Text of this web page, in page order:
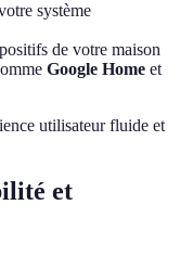
système
de votre maison
Google Home et
utilisateur fluide et
et